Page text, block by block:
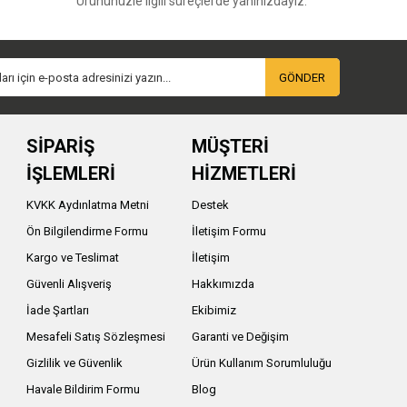
ise kapasite, bağlantı seçenekleri, hızlı şarj
getirir.
Telsiz seçiminde menzil, batarya süresi, kanal
kaydetmek için kullanılabilir. Bu ürünlerde
ile güvenlik amacıyla kullanılacak bir
en önemli kriterdir.
Outdoor koşullarda kullanılacak
GÖNDER
SİPARİŞ
İŞLEMLERİ
KVKK Aydınlatma Metni
Ön Bilgilendirme Formu
Kargo ve Teslimat
Güvenli Alışveriş
İade Şartları
Mesafeli Satış Sözleşmesi
Gizlilik ve Güvenlik
Havale Bildirim Formu
MÜŞTERİ
HİZMETLERİ
Destek
İletişim Formu
İletişim
Hakkımızda
Ekibimiz
Garanti ve Değişim
Ürün Kullanım Sorumluluğu
Blog